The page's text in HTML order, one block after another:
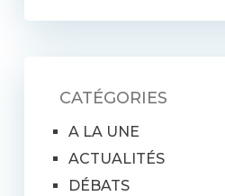
CATÉGORIES
A LA UNE
ACTUALITÉS
DÉBATS